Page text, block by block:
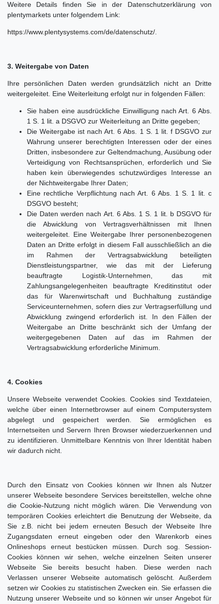
Weitere Details finden Sie in der Datenschutzerklärung von
plentymarkets unter folgendem Link:
https://www.plentysystems.com/de/datenschutz/
3. Weitergabe von Daten
Ihre persönlichen Daten werden grundsätzlich nicht an Dritte
weitergeleitet. Eine Weiterleitung erfolgt nur in folgenden Fällen:
Sie haben eine ausdrückliche Einwilligung nach Art. 6 Abs.
1 S. 1 lit. a DSGVO zur Weiterleitung an Dritte gegeben;
Die Weitergabe ist nach Art. 6 Abs. 1 S. 1 lit. f DSGVO zur
Wahrung unserer berechtigten Interessen oder der eines
Dritten, insbesondere zur Geltendmachung, Ausübung oder
Verteidigung von Rechtsansprüchen, erforderlich und Sie
haben kein überwiegendes schutzwürdiges Interesse an
der Nichtweitergabe Ihrer Daten;
Eine rechtliche Verpflichtung nach Art. 6 Abs. 1 S. 1 lit. c
DSGVO besteht;
Die Daten werden nach Art. 6 Abs. 1 S. 1 lit. b DSGVO für
die Abwicklung von Vertragsverhältnissen mit Ihnen
weitergeleitet. Eine Weitergabe Ihrer personenbezogenen
Daten an Dritte erfolgt in diesem Fall ausschließlich an die
im Rahmen der Vertragsabwicklung beteiligten
Dienstleistungspartner, wie das mit der Lieferung
beauftragte Logistik-Unternehmen, das mit
Zahlungsangelegenheiten beauftragte Kreditinstitut oder
das für Warenwirtschaft und Buchhaltung zuständige
Serviceunternehmen, sofern dies zur Vertragserfüllung und
Abwicklung zwingend erforderlich ist. In den Fällen der
Weitergabe an Dritte beschränkt sich der Umfang der
weitergegebenen Daten auf das im Rahmen der
Vertragsabwicklung erforderliche Minimum.
4. Cookies
Unsere Webseite verwendet Cookies. Cookies sind Textdateien,
welche über einen Internetbrowser auf einem Computersystem
abgelegt und gespeichert werden. Sie ermöglichen es
Internetseiten und Servern Ihren Browser wiederzuerkennen und
zu identifizieren. Unmittelbare Kenntnis von Ihrer Identität haben
wir dadurch nicht.
Durch den Einsatz von Cookies können wir Ihnen als Nutzer
unserer Webseite besondere Services bereitstellen, welche ohne
die Cookie-Nutzung nicht möglich wären. Die Verwendung von
temporären Cookies erleichtert die Benutzung der Webseite, da
Sie z.B. nicht bei jedem erneuten Besuch der Webseite Ihre
Zugangsdaten erneut eingeben oder den Warenkorb eines
Onlineshops erneut bestücken müssen. Durch sog. Session-
Cookies können wir sehen, welche einzelnen Seiten unserer
Webseite Sie bereits besucht haben. Diese werden nach
Verlassen unserer Webseite automatisch gelöscht. Außerdem
setzen wir Cookies zu statistischen Zwecken ein. Sie erfassen die
Nutzung unserer Webseite und so können wir unser Angebot für